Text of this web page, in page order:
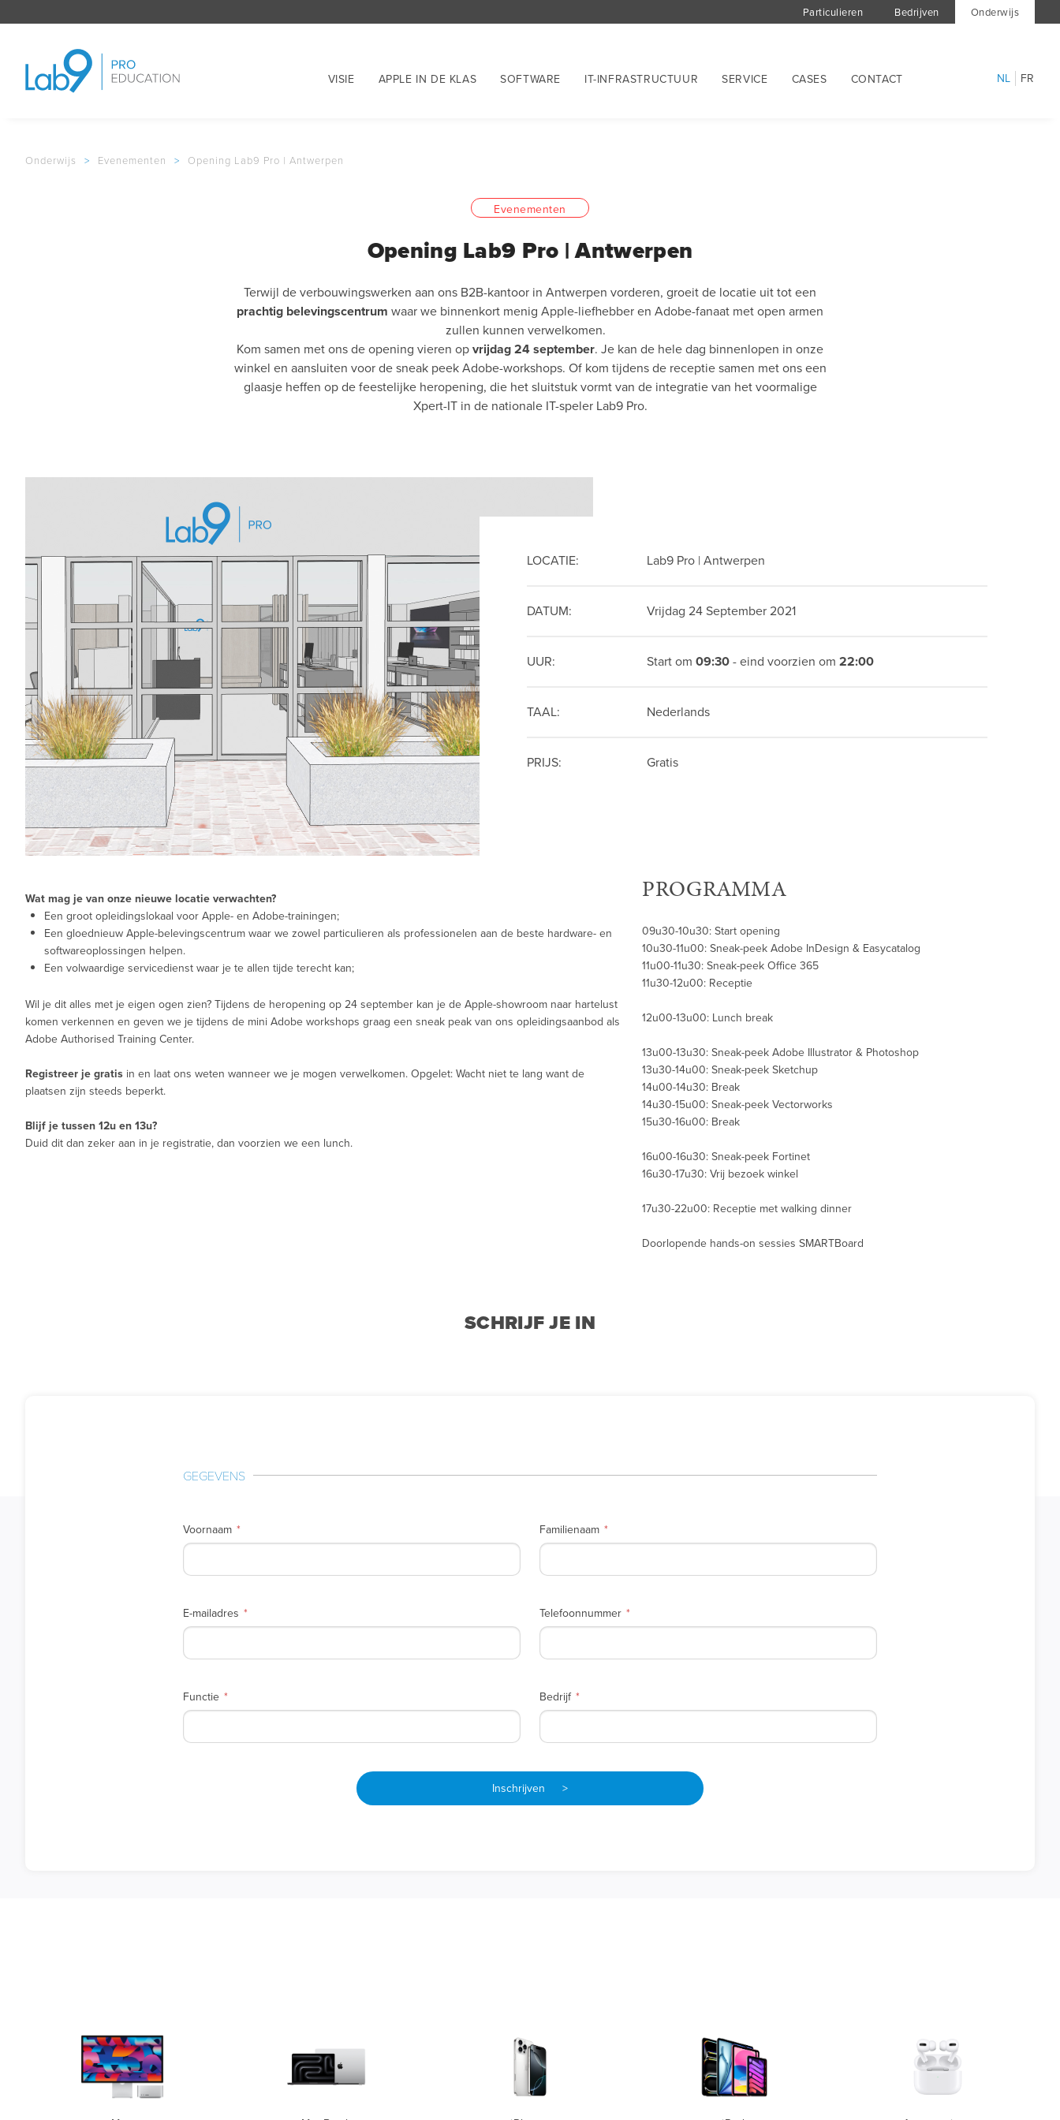
Particulieren Bedrijven Onderwijs
VISIE APPLE IN DE KLAS SOFTWARE IT-INFRASTRUCTUUR SERVICE CASES CONTACT NL FR
Onderwijs > Evenementen > Opening Lab9 Pro | Antwerpen
Evenementen
Opening Lab9 Pro | Antwerpen
Terwijl de verbouwingswerken aan ons B2B-kantoor in Antwerpen vorderen, groeit de locatie uit tot een
prachtig belevingscentrum waar we binnenkort menig Apple-liefhebber en Adobe-fanaat met open armen
zullen kunnen verwelkomen.
Kom samen met ons de opening vieren opvrijdag 24 september. Je kan de hele dag binnenlopen in onze
winkel en aansluiten voor de sneak peek Adobe-workshops. Of kom tijdens de receptie samen met ons een
glaasje heffen op de feestelijke heropening, die het sluitstuk vormt van de integratie van het voormalige
Xpert-IT in de nationale IT-speler Lab9 Pro.
LOCATIE: Lab9 Pro | Antwerpen
DATUM: Vrijdag 24 September 2021
UUR: Start om 09:30- eind voorzien om 22:00
TAAL: Nederlands
PRIJS: Gratis
Wat mag je van onze nieuwe locatie verwachten?
Een groot opleidingslokaal voor Apple- en Adobe-trainingen;
Een gloednieuw Apple-belevingscentrum waar we zowel particulieren als professionelen aan de beste hardware- en
softwareoplossingen helpen.
Een volwaardige servicedienst waar je te allen tijde terecht kan;
Wil je dit alles met je eigen ogen zien? Tijdens de heropening op 24 september kan je de Apple-showroom naar hartelust
komen verkennen en geven we je tijdens de mini Adobe workshops graag een sneak peak van ons opleidingsaanbod als
Adobe Authorised Training Center.
Registreer je gratis in en laat ons weten wanneer we je mogen verwelkomen. Opgelet: Wacht niet te lang want de
plaatsen zijn steeds beperkt.
Blijf je tussen 12u en 13u?
Duid dit dan zeker aan in je registratie, dan voorzien we een lunch.
PROGRAMMA
09u30-10u30: Start opening
10u30-11u00: Sneak-peek Adobe InDesign & Easycatalog
11u00-11u30: Sneak-peek Office 365
11u30-12u00: Receptie
12u00-13u00: Lunch break
13u00-13u30: Sneak-peek Adobe Illustrator & Photoshop
13u30-14u00: Sneak-peek Sketchup
14u00-14u30: Break
14u30-15u00: Sneak-peek Vectorworks
15u30-16u00: Break
16u00-16u30: Sneak-peek Fortinet
16u30-17u30: Vrij bezoek winkel
17u30-22u00: Receptie met walking dinner
Doorlopende hands-on sessies SMARTBoard
SCHRIJF JE IN
GEGEVENS
Voornaam Familienaam
E-mailadres Telefoonnummer
Functie Bedrijf
Inschrijven >